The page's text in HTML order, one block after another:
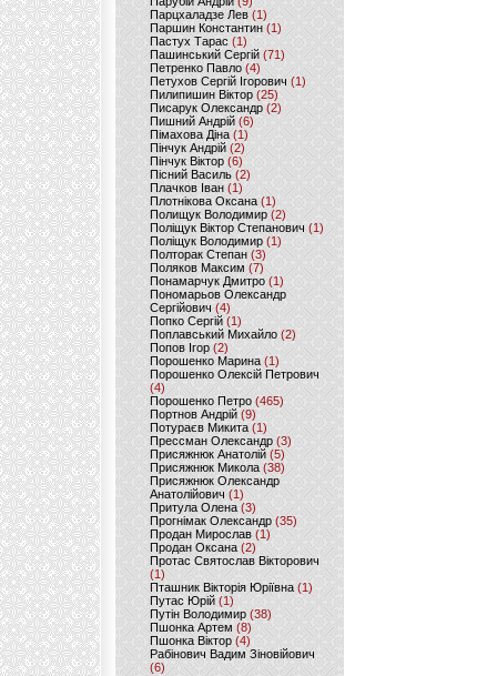
Парцхаладзе Лев (1)
Паршин Константин(1)
Пастух Тарас (1)
Пашинський Сергій (71)
Петренко Павло (4)
Петухов Сергій Ігорович (1)
Пилипишин Віктор(25)
Писарук Олександр(2)
Пишний Андрій (6)
Пімахова Діна(1)
Пінчук Андрій(2)
Пінчук Віктор (6)
Пісний Василь (2)
Плачков Іван(1)
Плотнікова Оксана (1)
Полищук Володимир(2)
Поліщук Віктор Степанович(1)
Поліщук Володимир (1)
Полторак Степан(3)
Поляков Максим (7)
Понамарчук Дмитро (1)
Пономарьов Олександр
Сергійович(4)
Попко Сергій (1)
Поплавський Михайло (2)
Попов Ігор(2)
Порошенко Марина (1)
Порошенко Олексій Петрович
(4)
Порошенко Петро (465)
Портнов Андрій (9)
Потураєв Микита(1)
Прессман Олександр(3)
Присяжнюк Анатолій (5)
Присяжнюк Микола (38)
Присяжнюк Олександр
Анатолійович (1)
Притула Олена (3)
Прогнімак Олександр(35)
Продан Мирослав(1)
Продан Оксана (2)
Протас Святослав Вікторович
(1)
Пташник Вікторія Юріївна (1)
Путас Юрій (1)
Путін Володимир(38)
Пшонка Артем (8)
Пшонка Віктор(4)
Рабінович Вадим Зіновійович
(6)